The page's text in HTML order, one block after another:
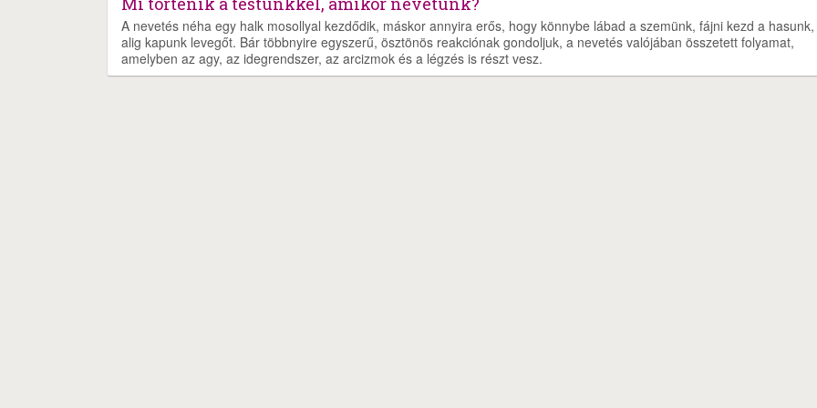
A nevetés néha egy halk mosollyal kezdődik, máskor annyira erős, hogy könnybe lábad a szemünk, fájni kezd a
alig kapunk levegőt. Bár többnyire egyszerű, ösztönös reakciónak gondoljuk, a nevetés valójában összetett folyamat,
amelyben az agy, az idegrendszer, az arcizmok és a légzés is részt vesz.